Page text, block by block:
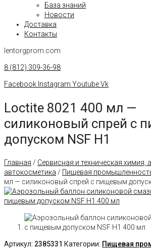
База знаний
Новости
Доставка
Контакты
lentorgprom.com
8 (812) 309-36-98
Facebook Instagram YoutubeVk
Loctite 8021 400 мл —
силиконовый спрей с
допуском NSF H1
Главная / Сервисная и техническая химия,
автокосметика / Пищевая
мл — силиконовый спрей с пищевым
Артикул: 2385331 Категории: Пищевая